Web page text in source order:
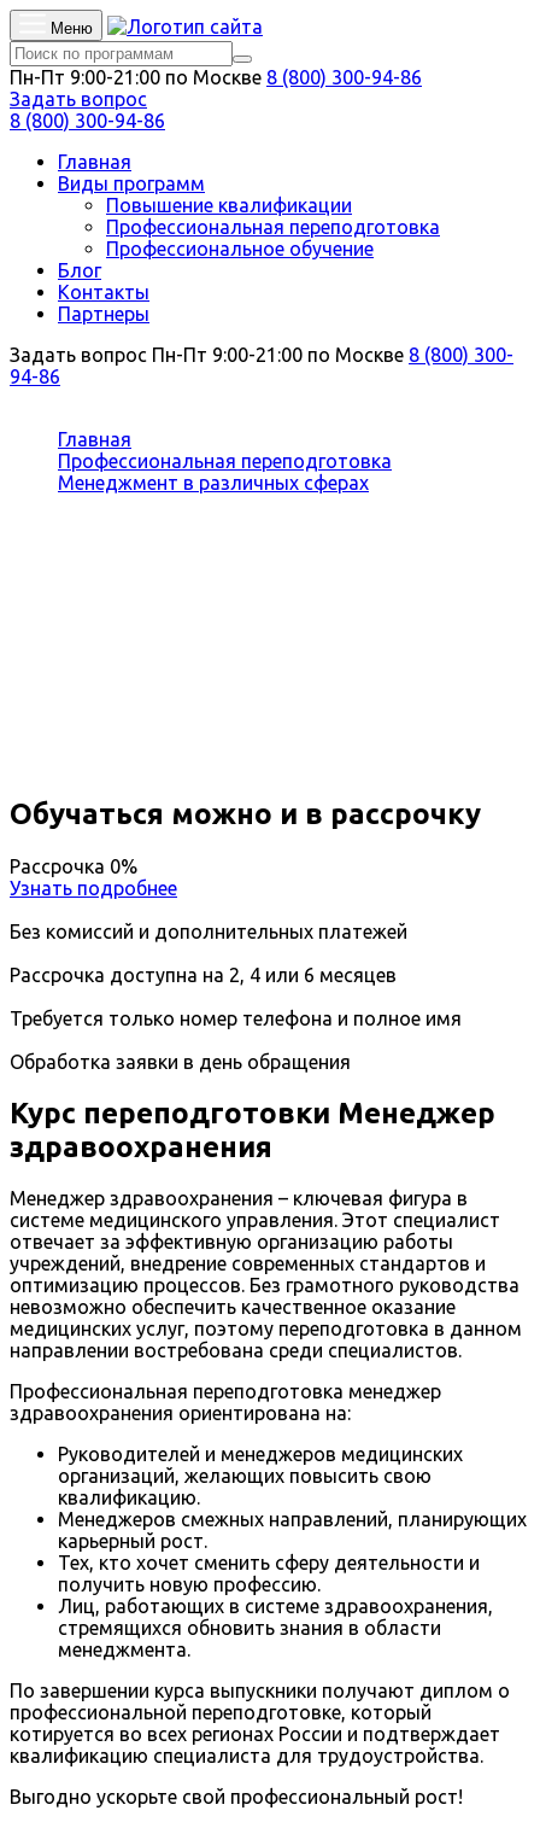
Меню
Пн-Пт 9:00-21:00 по Москве 8 (800) 300-94-86
Задать вопрос
8 (800) 300-94-86
Главная
Виды программ
Повышение квалификации
Профессиональная переподготовка
Профессиональное обучение
Блог
Контакты
Партнеры
Задать вопрос Пн-Пт 9:00-21:00 по Москве 8 (800) 300-
94-86
Главная
Профессиональная переподготовка
Менеджмент в различных сферах
Обучаться можно и в рассрочку
Рассрочка 0%
Узнать подробнее
Без комиссий и дополнительных платежей
Рассрочка доступна на 2, 4 или 6 месяцев
Требуется только номер телефона и полное имя
Обработка заявки в день обращения
Курс переподготовки Менеджер
здравоохранения
Менеджер здравоохранения – ключевая фигура в
системе медицинского управления. Этот специалист
отвечает за эффективную организацию работы
учреждений, внедрение современных стандартов и
оптимизацию процессов. Без грамотного руководства
невозможно обеспечить качественное оказание
медицинских услуг, поэтому переподготовка в данном
направлении востребована среди специалистов.
Профессиональная переподготовка менеджер
здравоохранения ориентирована на:
Руководителей и менеджеров медицинских
организаций, желающих повысить свою
квалификацию.
Менеджеров смежных направлений, планирующих
карьерный рост.
Тех, кто хочет сменить сферу деятельности и
получить новую профессию.
Лиц, работающих в системе здравоохранения,
стремящихся обновить знания в области
менеджмента.
По завершении курса выпускники получают диплом о
профессиональной переподготовке, который
котируется во всех регионах России и подтверждает
квалификацию специалиста для трудоустройства.
Выгодно ускорьте свой профессиональный рост!